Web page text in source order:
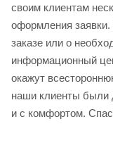
своим клиентам
оформления
заказе или о
информационный
окажут
наши клиенты были
и с комфортом.